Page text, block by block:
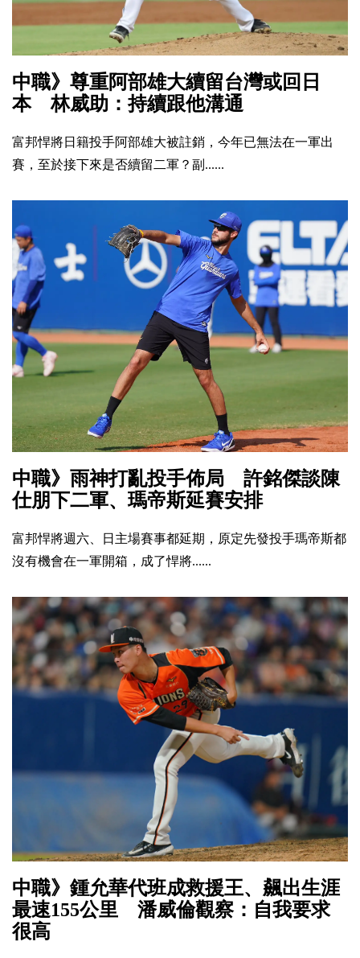
中職》尊重阿部雄大續留台灣或回日
本 林威助：持續跟他溝通
富邦悍將日籍投手阿部雄大被註銷，今年已無法在一軍出
賽，至於接下來是否續留二軍？副......
中職》雨神打亂投手佈局 許銘傑談陳
仕朋下二軍、瑪帝斯延賽安排
富邦悍將週六、日主場賽事都延期，原定先發投手瑪帝斯都
沒有機會在一軍開箱，成了悍將......
中職》鍾允華代班成救援王、飆出生涯
最速155公里 潘威倫觀察：自我要求
很高